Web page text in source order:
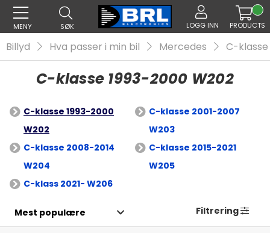
MENY SØK LOGG INN PRODUCTS
Billyd Hva passer i min bil Mercedes C-klasse
C-klasse 1993-2000 W202
C-klasse 1993-2000
W202
C-klasse 2001-2007
W203
C-klasse 2008-2014
W204
C-klasse 2015-2021
W205
C-klass 2021- W206
Filtrering